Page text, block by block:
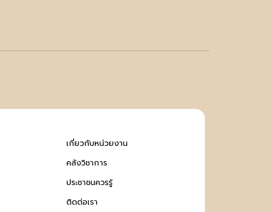
เกี่ยวกับหน่วยงาน
คลังวิชาการ
ประชาชนควรรู้
ติดต่อเรา